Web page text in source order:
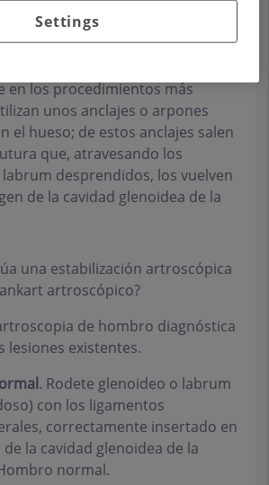
en los procedimientos más
unos anclajes o arpones
el hueso; de estos anclajes salen
que, atravesando los
desprendidos, los vuelven
de la cavidad glenoidea de la
una estabilización artroscópica
artroscópico?
de hombro diagnóstica
lesiones existentes.
. Rodete glenoideo o labrum
con los ligamentos
correctamente insertado en
la cavidad glenoidea de la
normal.
Settings